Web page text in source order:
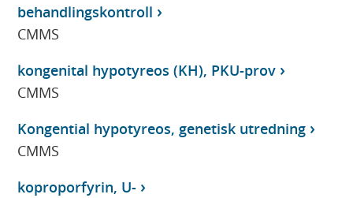
behandlingskontroll
CMMS
kongenital hypotyreos (KH), PKU-prov
CMMS
Kongential hypotyreos, genetisk utredning
CMMS
koproporfyrin, U-